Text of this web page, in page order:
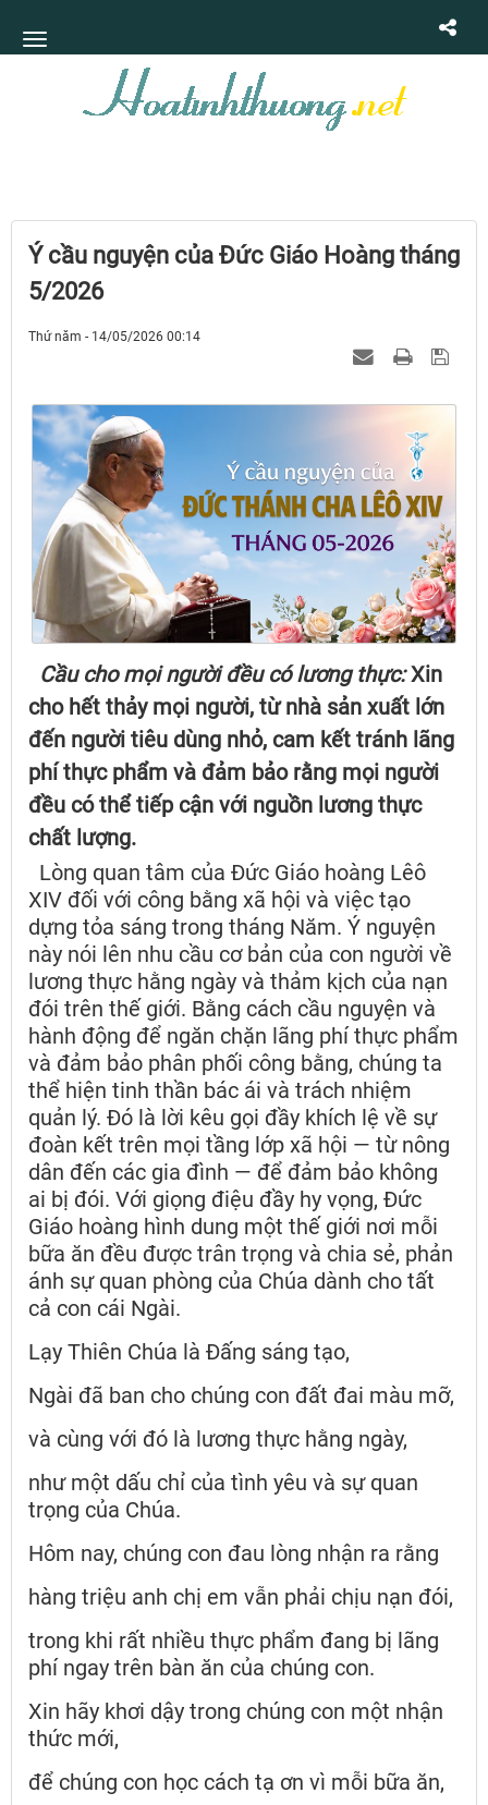
Ý cầu nguyện của Đức Giáo Hoàng tháng
5/2026
Thứ năm - 14/05/2026 00:14
Cầu cho mọi người đều có lương thực:Xin
cho hết thảy mọi người, từ nhà sản xuất lớn
đến người tiêu dùng nhỏ, cam kết tránh lãng
phí thực phẩm và đảm bảo rằng mọi người
đều có thể tiếp cận với nguồn lương thực
chất lượng.
Lòng quan tâm của Đức Giáo hoàng Lêô
XIV đối với công bằng xã hội và việc tạo
dựng tỏa sáng trong tháng Năm. Ý nguyện
này nói lên nhu cầu cơ bản của con người về
lương thực hằng ngày và thảm kịch của nạn
đói trên thế giới. Bằng cách cầu nguyện và
hành động để ngăn chặn lãng phí thực phẩm
và đảm bảo phân phối công bằng, chúng ta
thể hiện tinh thần bác ái và trách nhiệm
quản lý. Đó là lời kêu gọi đầy khích lệ về sự
đoàn kết trên mọi tầng lớp xã hội — từ nông
dân đến các gia đình — để đảm bảo không
ai bị đói. Với giọng điệu đầy hy vọng, Đức
Giáo hoàng hình dung một thế giới nơi mỗi
bữa ăn đều được trân trọng và chia sẻ, phản
ánh sự quan phòng của Chúa dành cho tất
cả con cái Ngài.
Lạy Thiên Chúa là Đấng sáng tạo,
Ngài đã ban cho chúng con đất đai màu mỡ,
và cùng với đó là lương thực hằng ngày,
như một dấu chỉ của tình yêu và sự quan
trọng của Chúa.
Hôm nay, chúng con đau lòng nhận ra rằng
hàng triệu anh chị em vẫn phải chịu nạn đói,
trong khi rất nhiều thực phẩm đang bị lãng
phí ngay trên bàn ăn của chúng con.
Xin hãy khơi dậy trong chúng con một nhận
thức mới,
để chúng con học cách tạ ơn vì mỗi bữa ăn,